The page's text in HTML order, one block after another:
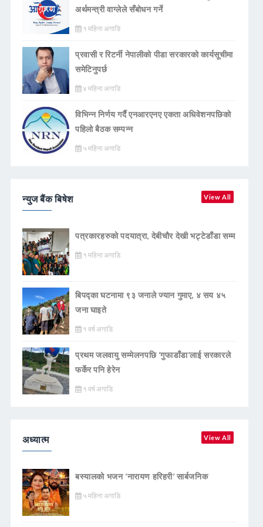
अर्थमन्त्री वाग्लेले सँबोधन गर्ने
१ महिना अगाडि
प्रवासी र रिटर्नी नेपालीको पीडा सरकारको कार्यसूचीमा
समेटिनुपर्छ
४ महिना अगाडि
विभिन्न निर्णय गर्दै एनआरएनए एकता अधिवेशनपछिको
पहिलो बैठक सम्पन्न
५ महिना अगाडि
न्युज बैंक बिषेश View All
पत्रकारहरुको पदयात्रा, देबीचौर देखी भट्टेडाँडा सम्म
१ महिना अगाडि
बिपद्का घटनामा ९३ जनाले ज्यान गुमाए, ४ सय ४५
जना घाइते
१ वर्ष अगाडि
प्रथम जलवायु सम्मेलनपछि ‘गुफाडाँडा’लाई सरकारले
फर्केर पनि हेरेन
१ वर्ष अगाडि
अध्यात्म View All
बस्यालको भजन ‘नारायण हरिहरी’ सार्बजनिक
५ महिना अगाडि